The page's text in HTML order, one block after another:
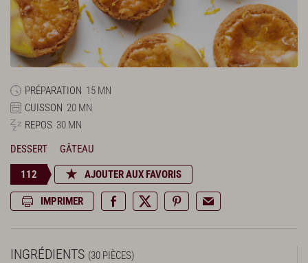
PRÉPARATION 15 MN
CUISSON 20 MN
REPOS 30 MN
DESSERT
GÂTEAU
112 AJOUTER AUX FAVORIS
IMPRIMER
INGRÉDIENTS (30 PIÈCES)